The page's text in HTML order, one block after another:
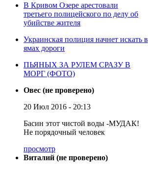
В Кривом Озере арестовали
третьего полицейского по делу об
убийстве жителя
Украинская полиция начнет искать в
ямах дороги
ПЬЯНЫХ ЗА РУЛЕМ СРАЗУ В
МОРГ (ФОТО)
Овес (не проверено)
20 Июл 2016 - 20:13
Басин этот чистой воды -МУДАК!
Не порядочный человек
просмотр
Виталий (не проверено)